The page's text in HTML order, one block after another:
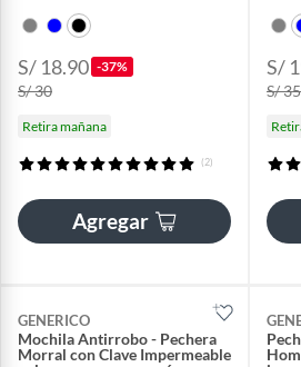
S/ 18.90 -37%
S/ 30
Retira mañana
(2)
Agregar
S/
S/ 35
GENERICO
Mochila Antirrobo - Pechera
Morral con Clave Impermeable